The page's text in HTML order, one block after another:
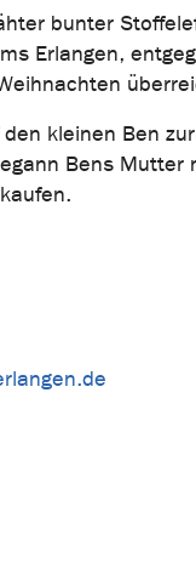
bunter
Erlangen,
kleinen Ben
Bens